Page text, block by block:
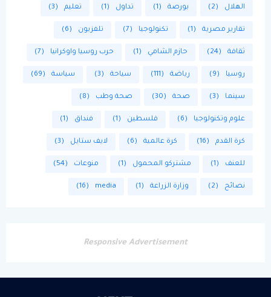
الهلال (2) بورصة (1) تداول (1) تعليم (3)
تقارير مصرية (1) تكنولوجيا (7) تلفزيون (6)
ثقافة (24) حازم الشامي (1) حرب روسيا واوكرانيا (7)
روسيا (9) رياضة (111) سياحة (3) سياسة (69)
سينما (3) صحة (30) صحة وطب (8)
علوم وتكنولوجيا (6) فلسطين (1) فنداق (1)
كرة القدم (16) كرة عالمية (6) لايف ستايل (3)
للعنف (1) مشتركو المحمول (1) منوعات (54)
نصائح (2) وزارة الزراعة (1)
media
(16)
Responsive Advertisement